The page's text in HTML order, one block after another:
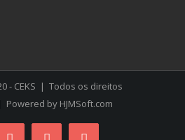
- CEKS | Todos os direitos
by HJMSoft.com